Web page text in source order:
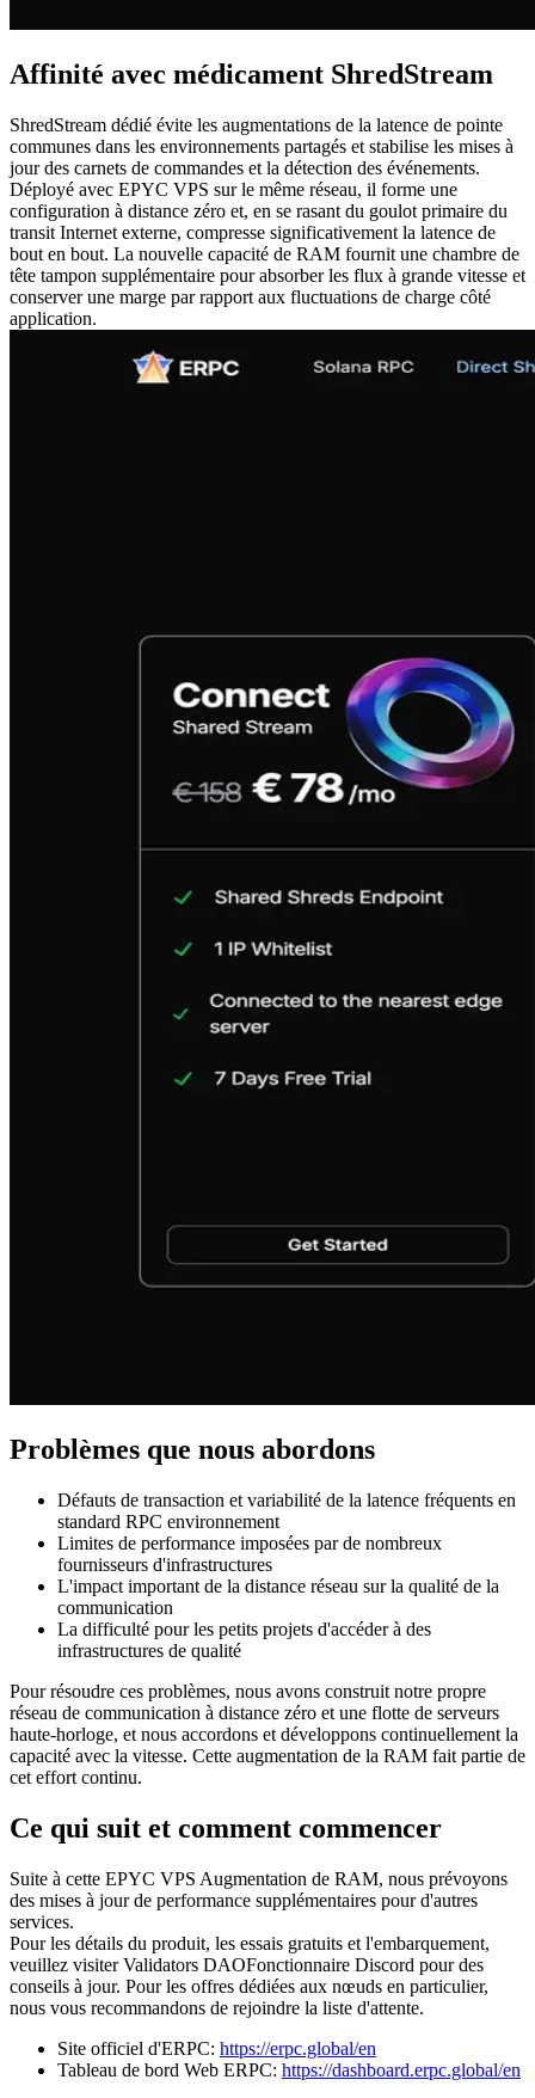
Affinité avec médicament ShredStream
ShredStream dédié évite les augmentations de la latence de pointe
communes dans les environnements partagés et stabilise les mises à
jour des carnets de commandes et la détection des événements.
Déployé avec EPYC VPS sur le même réseau, il forme une
configuration à distance zéro et, en se rasant du goulot primaire du
transit Internet externe, compresse significativement la latence de
bout en bout. La nouvelle capacité de RAM fournit une chambre de
tête tampon supplémentaire pour absorber les flux à grande vitesse et
conserver une marge par rapport aux fluctuations de charge côté
application.
Problèmes que nous abordons
Défauts de transaction et variabilité de la latence fréquents en
standard RPC environnement
Limites de performance imposées par de nombreux
fournisseurs d'infrastructures
L'impact important de la distance réseau sur la qualité de la
communication
La difficulté pour les petits projets d'accéder à des
infrastructures de qualité
Pour résoudre ces problèmes, nous avons construit notre propre
réseau de communication à distance zéro et une flotte de serveurs
haute-horloge, et nous accordons et développons continuellement la
capacité avec la vitesse. Cette augmentation de la RAM fait partie de
cet effort continu.
Ce qui suit et comment commencer
Suite à cette EPYC VPS Augmentation de RAM, nous prévoyons
des mises à jour de performance supplémentaires pour d'autres
services.
Pour les détails du produit, les essais gratuits et l'embarquement,
veuillez visiter Validators DAOFonctionnaire Discord pour des
conseils à jour. Pour les offres dédiées aux nœuds en particulier,
nous vous recommandons de rejoindre la liste d'attente.
Site officiel d'ERPC: https://erpc.global/en
Tableau de bord Web ERPC: https://dashboard.erpc.global/en